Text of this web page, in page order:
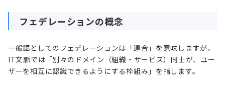
フェデレーションの概念
一般語としてのフェデレーションは「連合」を意味しますが、
IT文脈では「別々のドメイン（組織・サービス）同士が、ユー
ザーを相互に認識できるようにする枠組み」を指します。